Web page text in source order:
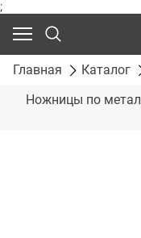
;
Главная Каталог
Ножницы по